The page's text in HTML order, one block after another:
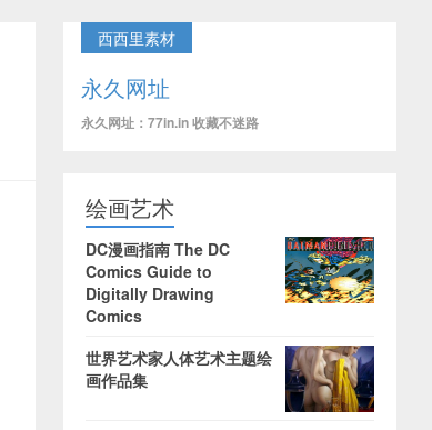
西西里素材
永久网址
永久网址：77in.in 收藏不迷路
绘画艺术
DC漫画指南 The DC
Comics Guide to
Digitally Drawing
Comics
世界艺术家人体艺术主题绘
画作品集